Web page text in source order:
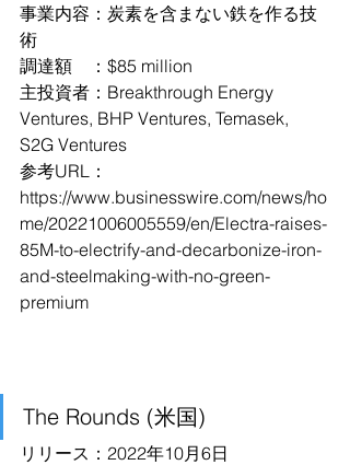
事業内容：炭素を含まない鉄を作る技
術
調達額　：$85 million
主投資者：Breakthrough Energy
Ventures, BHP Ventures, Temasek,
S2G Ventures
参考URL：
https://www.businesswire.com/news/ho
me/20221006005559/en/Electra-raises-
85M-to-electrify-and-decarbonize-iron-
and-steelmaking-with-no-green-
premium
The Rounds (米国)
リリース：2022年10月6日